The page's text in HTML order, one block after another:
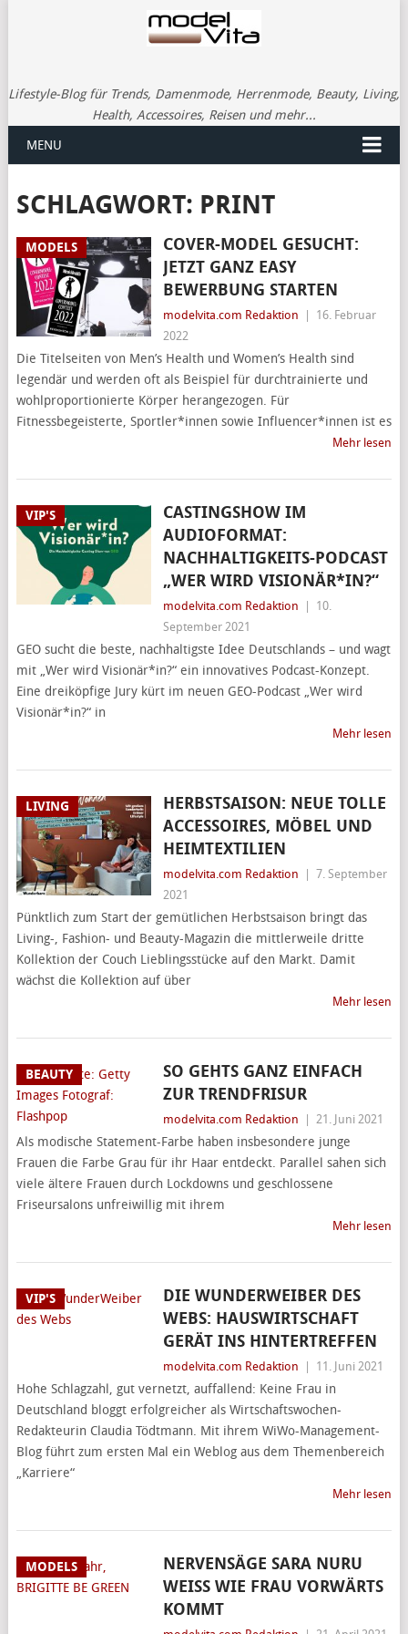
Lifestyle-Blog für Trends, Damenmode, Herrenmode, Beauty, Living,
Health, Accessoires, Reisen und mehr...
MENU
SCHLAGWORT: PRINT
MODELS
COVER-MODEL GESUCHT:
JETZT GANZ EASY
BEWERBUNG STARTEN
modelvita.com Redaktion
16. Februar
2022
Die Titelseiten von Men’s Health und Women’s Health sind
legendär und werden oft als Beispiel für durchtrainierte und
wohlproportionierte Körper herangezogen. Für
Fitnessbegeisterte, Sportler*innen sowie Influencer*innen ist es
Mehr lesen
VIP'S
CASTINGSHOW IM
AUDIOFORMAT:
NACHHALTIGKEITS-PODCAST
„WER WIRD VISIONÄR*IN?“
modelvita.com Redaktion
10.
September 2021
GEO sucht die beste, nachhaltigste Idee Deutschlands – und wagt
mit „Wer wird Visionär*in?“ ein innovatives Podcast-Konzept.
Eine dreiköpfige Jury kürt im neuen GEO-Podcast „Wer wird
Visionär*in?“ in
Mehr lesen
LIVING
HERBSTSAISON: NEUE TOLLE
ACCESSOIRES, MÖBEL UND
HEIMTEXTILIEN
modelvita.com Redaktion
7. September
2021
Pünktlich zum Start der gemütlichen Herbstsaison bringt das
Living-, Fashion- und Beauty-Magazin die mittlerweile dritte
Kollektion der Couch Lieblingsstücke auf den Markt. Damit
wächst die Kollektion auf über
Mehr lesen
BEAUTY
SO GEHTS GANZ EINFACH
ZUR TRENDFRISUR
modelvita.com Redaktion 21. Juni 2021
Als modische Statement-Farbe haben insbesondere junge
Frauen die Farbe Grau für ihr Haar entdeckt. Parallel sahen sich
viele ältere Frauen durch Lockdowns und geschlossene
Friseursalons unfreiwillig mit ihrem
Mehr lesen
VIP'S
DIE WUNDERWEIBER DES
WEBS: HAUSWIRTSCHAFT
GERÄT INS HINTERTREFFEN
modelvita.com Redaktion 11. Juni 2021
Hohe Schlagzahl, gut vernetzt, auffallend: Keine Frau in
Deutschland bloggt erfolgreicher als Wirtschaftswochen-
Redakteurin Claudia Tödtmann. Mit ihrem WiWo-Management-
Blog führt zum ersten Mal ein Weblog aus dem Themenbereich
„Karriere“
Mehr lesen
MODELS
NERVENSÄGE SARA NURU
WEISS WIE FRAU VORWÄRTS
KOMMT